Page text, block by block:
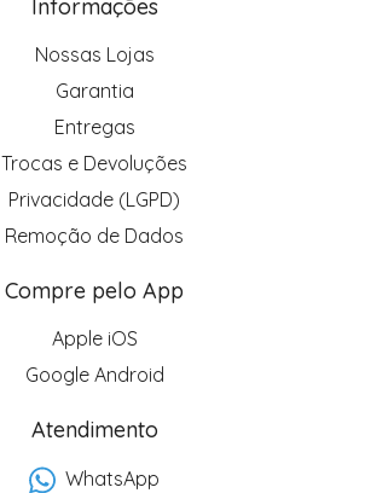
Informações
Nossas Lojas
Garantia
Entregas
Trocas e Devoluções
Privacidade (LGPD)
Remoção de Dados
Compre pelo App
Apple iOS
Google Android
Atendimento
WhatsApp